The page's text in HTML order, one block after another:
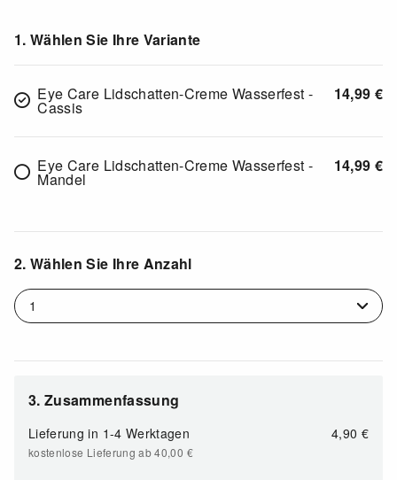
1. Wählen Sie Ihre Variante
Eye Care Lidschatten-Creme Wasserfest -
Cassis
14,99 €
Eye Care Lidschatten-Creme Wasserfest -
Mandel
14,99 €
2. Wählen Sie Ihre Anzahl
3. Zusammenfassung
Lieferung in 1-4 Werktagen 4,90 €
kostenlose Lieferung ab 40,00 €